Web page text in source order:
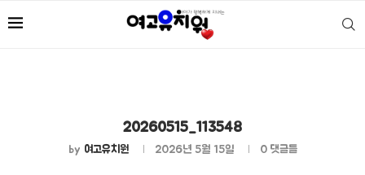
20260515_113548
by 여고유치원 2026년 5월 15일 0 댓글들